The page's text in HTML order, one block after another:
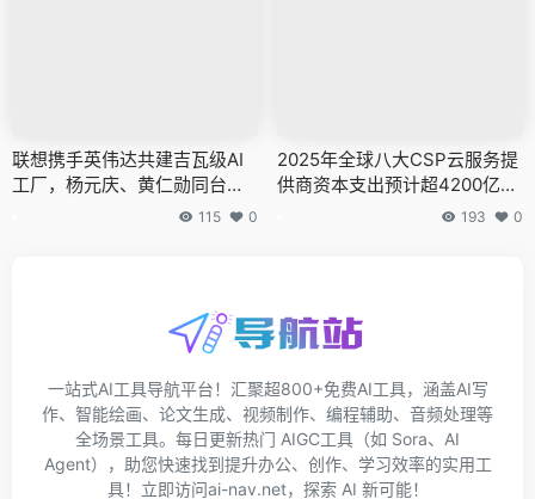
联想携手英伟达共建吉瓦级AI
工厂，杨元庆、黄仁勋同台签
115 0
2025年全球八大CSP云服务提
供商资本支出预计超4200亿美
193 0
一站式AI工具导航平台！汇聚超800+免费AI工具，涵盖AI写
作、智能绘画、论文生成、视频制作、编程辅助、音频处理等
全场景工具。每日更新热门 AIGC工具（如 Sora、AI
Agent），助您快速找到提升办公、创作、学习效率的实用工
具！立即访问ai-nav.net，探索 AI 新可能！